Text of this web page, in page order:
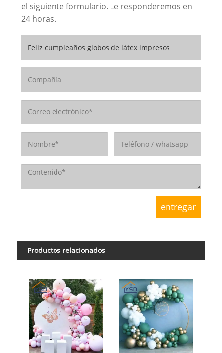
el siguiente formulario. Le responderemos en
24 horas.
Productos relacionados